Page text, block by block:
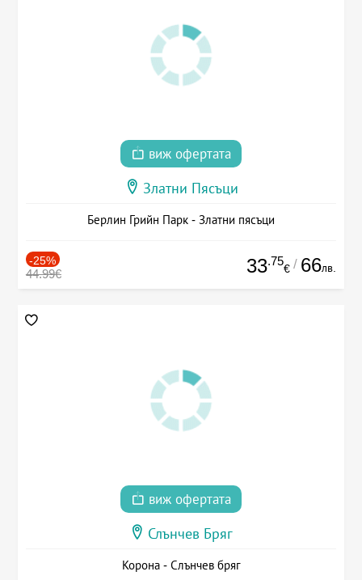
виж офертата
Златни Пясъци
Берлин Грийн Парк - Златни пясъци
-25%
44.99€ 33.75
€ / 66лв.
виж офертата
Слънчев Бряг
Корона - Слънчев бряг